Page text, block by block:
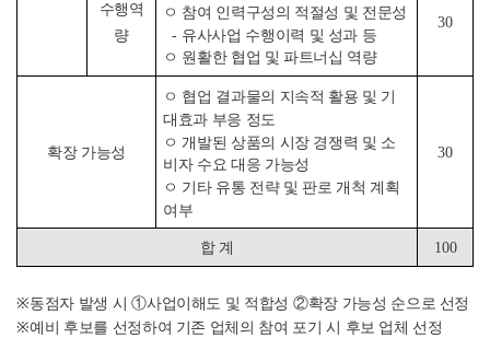
수행역
량
ㅇ 참여 인력구성의 적절성 및 전문성
- 유사사업 수행이력 및 성과 등
ㅇ 원활한 협업 및 파트너십 역량
30
확장 가능성
ㅇ 협업 결과물의 지속적 활용 및 기
대효과 부응 정도
ㅇ 개발된 상품의 시장 경쟁력 및 소
비자 수요 대응 가능성
ㅇ 기타 유통 전략 및 판로 개척 계획
여부
30
합 계 100
※동점자 발생 시 ①사업이해도 및 적합성 ②확장 가능성 순으로 선정
※예비 후보를 선정하여 기존 업체의 참여 포기 시 후보 업체 선정